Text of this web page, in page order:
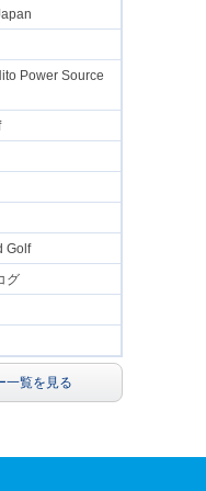
Power Source
Golf
グ
一覧を見る